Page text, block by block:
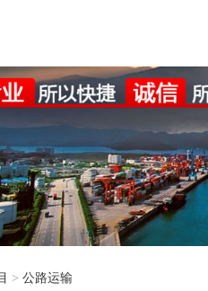
> 公路运输